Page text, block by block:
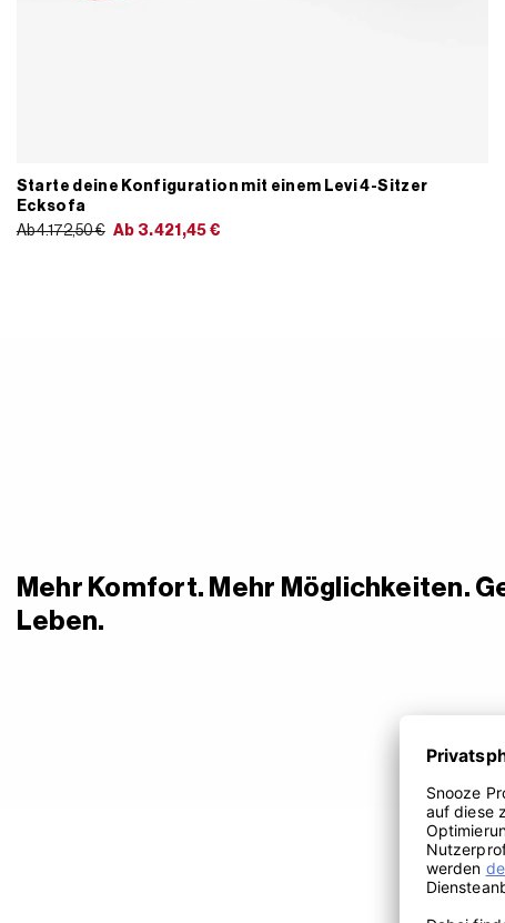
Starte deine Konfiguration mit einem Levi 4-Sitzer
Ecksofa
Ab 4.172,50 € Ab 3.421,45€
Mehr Komfort. Mehr Möglichkeiten.
Leben.